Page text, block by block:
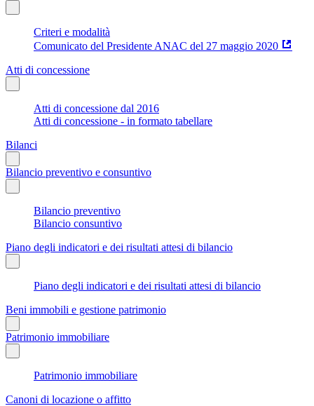
Criteri e modalità
Comunicato del Presidente ANAC del 27 maggio 2020
Atti di concessione
Atti di concessione dal 2016
Atti di concessione - in formato tabellare
Bilanci
Bilancio preventivo e consuntivo
Bilancio preventivo
Bilancio consuntivo
Piano degli indicatori e dei risultati attesi di bilancio
Piano degli indicatori e dei risultati attesi di bilancio
Beni immobili e gestione patrimonio
Patrimonio immobiliare
Patrimonio immobiliare
Canoni di locazione o affitto